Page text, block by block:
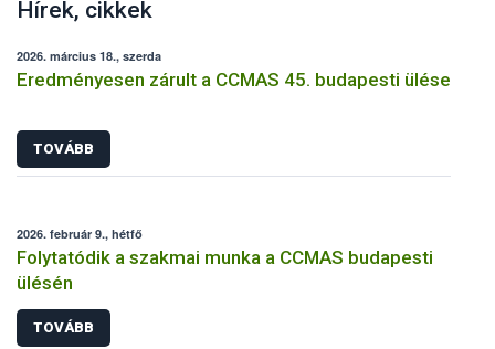
Hírek, cikkek
2026. március 18., szerda
Eredményesen zárult a CCMAS 45. budapesti ülése
TOVÁBB
2026. február 9., hétfő
Folytatódik a szakmai munka a CCMAS budapesti
ülésén
TOVÁBB